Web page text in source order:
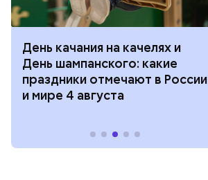
День качания на качелях и
День шампанского: какие
праздники отмечают в России
и мире 4 августа